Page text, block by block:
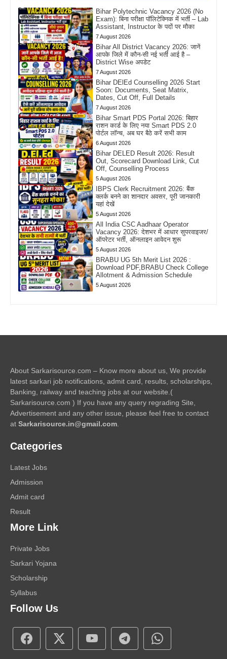
Bihar Polytechnic Vacancy 2026 (No
Exam): बिना परीक्षा पॉलिटेक्निक में भर्ती – Lab
Assistant, Instructor के पदों पर मौका
7 August 2026
Bihar All District Vacancy 2026: जानें
आपके जिले में कौन-सी नई भर्ती आई है –
District Wise अपडेट
7 August 2026
Bihar DElEd Counselling 2026 Start
Soon: Documents, Seat Matrix,
Dates, Cut Off, Full Details
7 August 2026
Bihar Smart PDS Portal 2026: बिहार
राशन कार्ड के लिए नया Smart PDS 2.0
पोर्टल लॉन्च, अब घर बैठे करें सभी काम
6 August 2026
Bihar DELED Result 2026: Result
Out, Scorecard Download Link, Cut
Off, Counselling Process
5 August 2026
IBPS Clerk Recruitment 2026: बैंक
क्लर्क बनने का शानदार अवसर, पूरी जानकारी
यहां देखें
5 August 2026
All India CSC Aadhaar Operator
Vacancy 2026: देशभर में आधार सुपरवाइजर/
ऑपरेटर भर्ती, ऑनलाइन आवेदन शुरू
5 August 2026
BRABU UG 5th Merit List 2026 :
Download PDF,BRABU Check College
Allotment & Admission Schedule
5 August 2026
About Sarkarisource.com – Know more about us, We provide
latest sarkari job notifications, admit card, results, scholarships,
Banking, railway and teaching jobs at our website.(
Sarkarisource.com ) If you have any query regrading Site,
Advertisement and any other issue, please feel free to contact
at Sarkarisource.in@gmail.com
Categories
Latest Jobs
Admission
Admit card
Result
More Link
Private Jobs
Sarkari Yojana
Scholarship
Syllabus
Follow Us